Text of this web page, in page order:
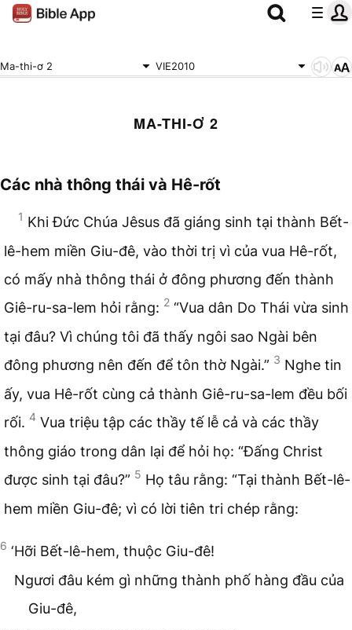
Ma-thi-ơ 2 VIE2010
MA-THI-Ơ 2
Các nhà thông thái và Hê-rốt
1 Khi Đức Chúa Jêsus đã giáng sinh tại thành Bết-
lê-hem miền Giu-đê, vào thời trị vì của vua Hê-rốt,
có mấy nhà thông thái ở đông phương đến thành
Giê-ru-sa-lem hỏi rằng: 2 “Vua dân Do Thái vừa sinh
tại đâu? Vì chúng tôi đã thấy ngôi sao Ngài bên
đông phương nên đến để tôn thờ Ngài.” 3 Nghe tin
ấy, vua Hê-rốt cùng cả thành Giê-ru-sa-lem đều bối
rối. 4 Vua triệu tập các thầy tế lễ cả và các thầy
thông giáo trong dân lại để hỏi họ: “Đấng Christ
được sinh tại đâu?” 5 Họ tâu rằng: “Tại thành Bết-lê-
hem miền Giu-đê; vì có lời tiên tri chép rằng:
6 ‘Hỡi Bết-lê-hem, thuộc Giu-đê!
Ngươi đâu kém gì những thành phố hàng đầu của
Giu-đê,